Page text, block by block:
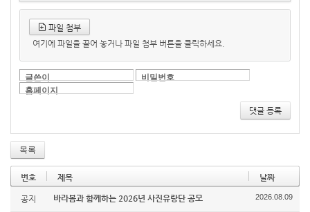
파일 첨부
여기에 파일을 끌어 놓거나 파일 첨부 버튼을 클릭하세요.
글쓴이
비밀번호
홈페이지
댓글 등록
목록
번호 제목 날짜
공지 바라봄과 함께하는 2026년 사진유랑단 공모 2026.08.09